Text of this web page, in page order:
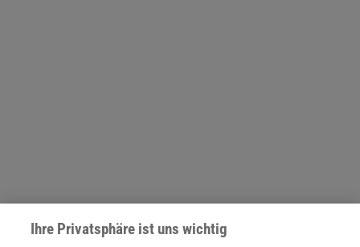
NACH OBEN
Ihre Privatsphäre ist uns wichtig